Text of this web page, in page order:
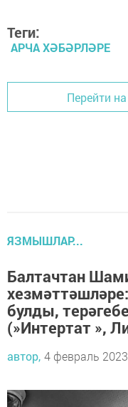
Теги:
АРЧА ХӘБӘРЛӘРЕ
Перейти
ЯЗМЫШЛАР...
Балтачтан
булды,
(»Интертат »,
автор, 4 февраль